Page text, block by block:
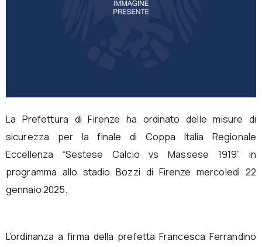
La Prefettura di Firenze ha ordinato delle misure di
sicurezza per la finale di Coppa Italia Regionale
Eccellenza “Sestese Calcio vs Massese 1919” in
programma allo stadio Bozzi di Firenze mercoledì 22
gennaio 2025.
L’ordinanza a firma della prefetta Francesca Ferrandino